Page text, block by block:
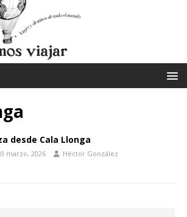
desde Cala Llonga
marzo, 2026 Héctor González